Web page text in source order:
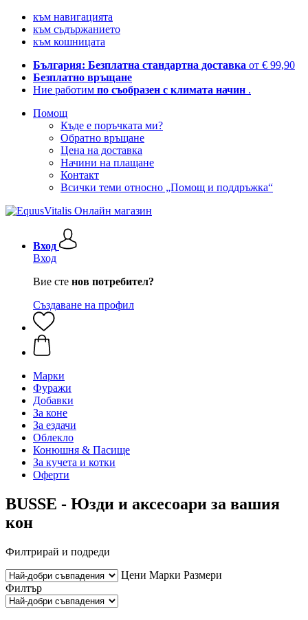
към навигацията
към съдържанието
към кошницата
България: Безплатна стандартна доставка от € 99,90
Безплатно връщане
Ние работим по съобразен с климата начин .
Помощ
Къде е поръчката ми?
Обратно връщане
Цена на доставка
Начини на плащане
Контакт
Всички теми относно „Помощ и поддръжка“
Вход
Вход
Вие сте нов потребител?
Създаване на профил
Марки
Фуражи
Добавки
За коне
За ездачи
Облекло
Конюшня & Пасище
За кучета и котки
Оферти
BUSSE - Юзди и аксесоари за вашия
кон
Филтрирай и подреди
Цени Марки Размери
Филтър